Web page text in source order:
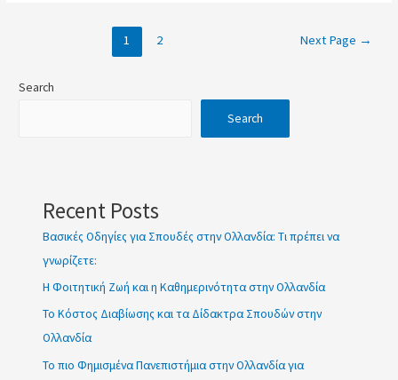
1 2 Next Page →
Search
Search
Recent Posts
Βασικές Οδηγίες για Σπουδές στην Ολλανδία: Τι πρέπει να
γνωρίζετε:
Η Φοιτητική Ζωή και η Καθημερινότητα στην Ολλανδία
Το Κόστος Διαβίωσης και τα Δίδακτρα Σπουδών στην
Ολλανδία
Το πιο Φημισμένα Πανεπιστήμια στην Ολλανδία για